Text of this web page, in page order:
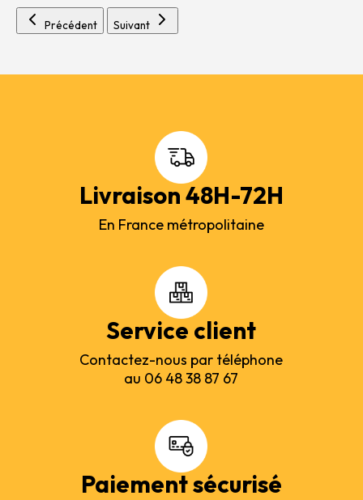
Précédent Suivant
Livraison 48H-72H
En France métropolitaine
Service client
Contactez-nous par téléphone
au 06 48 38 87 67
Paiement sécurisé